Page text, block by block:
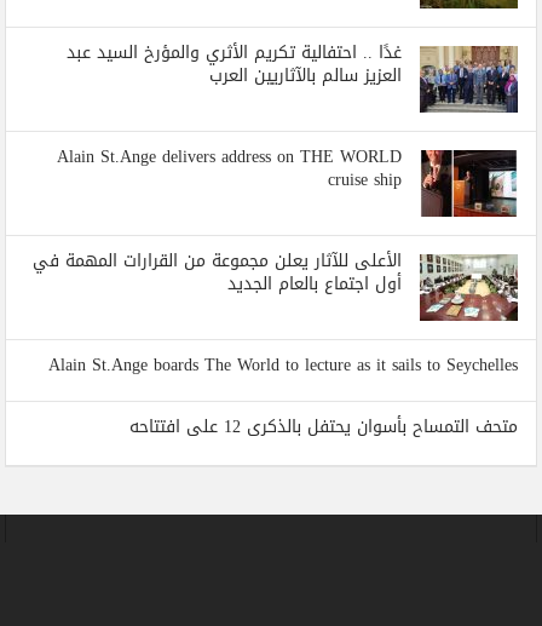
غدًا .. احتفالية تكريم الأثري والمؤرخ السيد عبد
العزيز سالم بالآثاريين العرب
Alain St.Ange delivers address on THE WORLD
cruise ship
الأعلى للآثار يعلن مجموعة من القرارات المهمة في
أول اجتماع بالعام الجديد
Alain St.Ange boards The World to lecture as it sails to Seychelles
متحف التمساح بأسوان يحتفل بالذكرى 12 على افتتاحه